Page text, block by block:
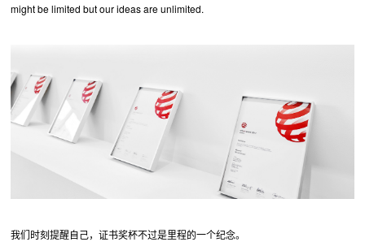
might be limited but our ideas are unlimited.
我们时刻提醒自己，证书奖杯不过是里程的一个纪念。